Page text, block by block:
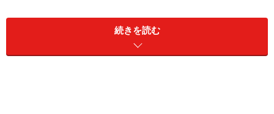
付き合っていけばいいでしょうか？」
続きを読む